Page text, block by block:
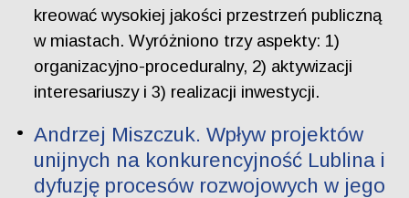
kreować wysokiej jakości przestrzeń publiczną
w miastach. Wyróżniono trzy aspekty: 1)
organizacyjno-proceduralny, 2) aktywizacji
interesariuszy i 3) realizacji inwestycji.
Andrzej Miszczuk. Wpływ projektów
unijnych na konkurencyjność Lublina i
dyfuzję procesów rozwojowych w jego